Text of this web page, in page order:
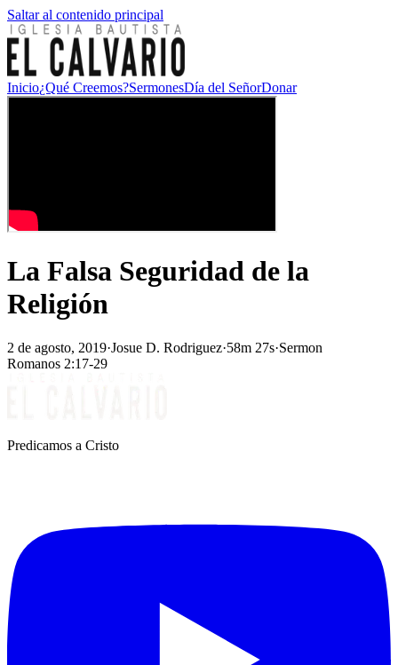
Saltar al contenido principal
Inicio¿Qué Creemos?SermonesDía del SeñorDonar
La Falsa Seguridad de la
Religión
2 de agosto, 2019·Josue D. Rodriguez·58m 27s·Sermon
Romanos 2:17-29
Predicamos a Cristo